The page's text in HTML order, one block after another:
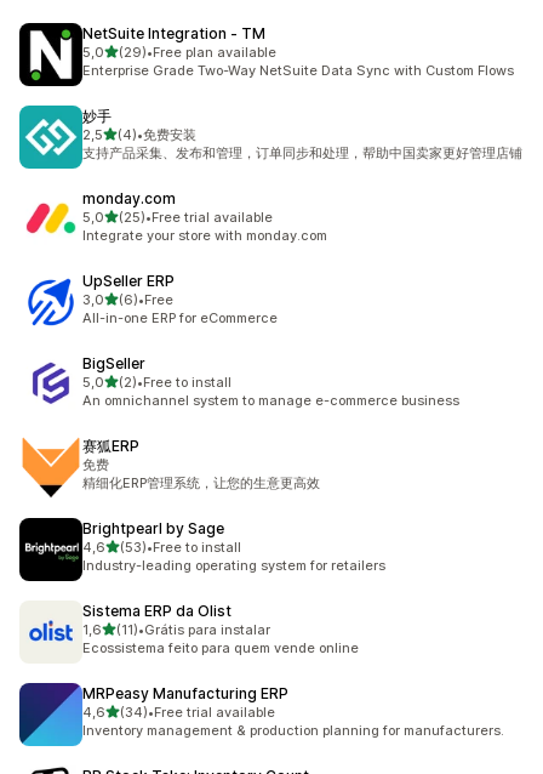
NetSuite Integration ‑ TM
5,0av 5 stjerner
(29)
Totalt 29 omtaler
•Free plan available
Enterprise Grade Two-Way NetSuite Data Sync with Custom Flows
妙手
2,5av 5 stjerner
(4)
Totalt 4 omtaler
•免费安装
支持产品采集、发布和管理，订单同步和处理，帮助中国卖家更好管理店铺
monday.com
5,0av 5 stjerner
(25)
Totalt 25 omtaler
•Free trial available
Integrate your store with monday.com
UpSeller ERP
3,0av 5 stjerner
(6)
Totalt 6 omtaler
•Free
All-in-one ERP for eCommerce
BigSeller
5,0av 5 stjerner
(2)
Totalt 2 omtaler
•Free to install
An omnichannel system to manage e-commerce business
赛狐ERP
免费
精细化ERP管理系统，让您的生意更高效
Brightpearl by Sage
4,6av 5 stjerner
(53)
Totalt 53 omtaler
•Free to install
Industry-leading operating system for retailers
Sistema ERP da Olist
1,6av 5 stjerner
(11)
Totalt 11 omtaler
•Grátis para instalar
Ecossistema feito para quem vende online
MRPeasy Manufacturing ERP
4,6av 5 stjerner
(34)
Totalt 34 omtaler
•Free trial available
Inventory management & production planning for manufacturers.